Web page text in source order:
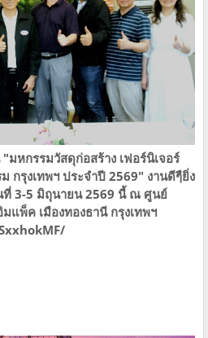
หกรรมวัสดุก่อสร้าง​ เฟอร์นิเจอร์
กรุงเทพฯ​ ประจำปี ​2569" งานดีๆ​ื​ยิ่ง
3-5 มิถุนายน​ 2569​ ​นี้​ ณ​ ศูนย์
แพ็ค​ ​เมืองทองธานี​ กรุงเทพฯ